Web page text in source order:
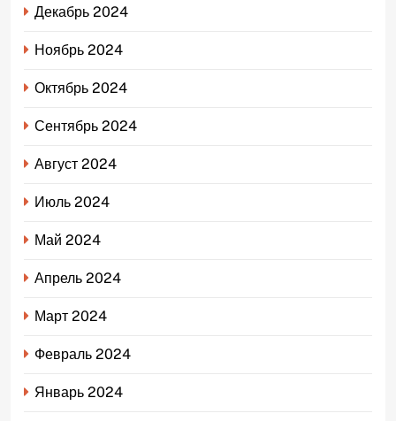
Декабрь 2024
Ноябрь 2024
Октябрь 2024
Сентябрь 2024
Август 2024
Июль 2024
Май 2024
Апрель 2024
Март 2024
Февраль 2024
Январь 2024